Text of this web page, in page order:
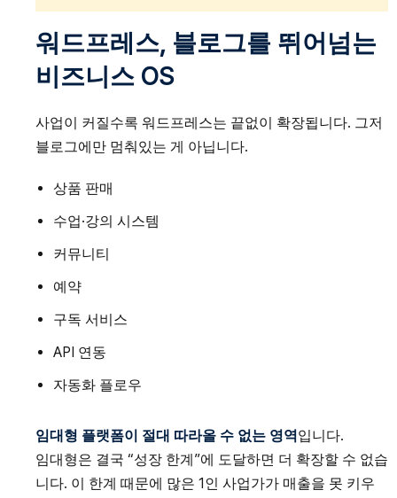
워드프레스, 블로그를 뛰어넘는
비즈니스 OS
사업이 커질수록 워드프레스는 끝없이 확장됩니다. 그저
블로그에만 멈춰있는 게 아닙니다.
상품 판매
수업·강의 시스템
커뮤니티
예약
구독 서비스
API 연동
자동화 플로우
임대형 플랫폼이 절대 따라올 수 없는 영역입니다.
임대형은 결국 “성장 한계”에 도달하면 더 확장할 수 없습
니다. 이 한계 때문에 많은 1인 사업가가 매출을 못 키우